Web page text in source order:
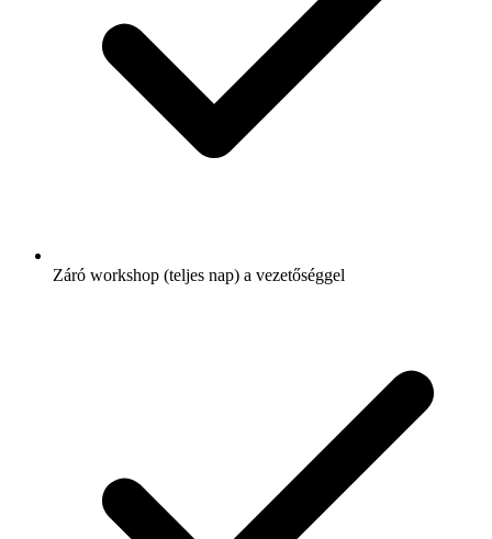
Záró workshop (teljes nap) a vezetőséggel